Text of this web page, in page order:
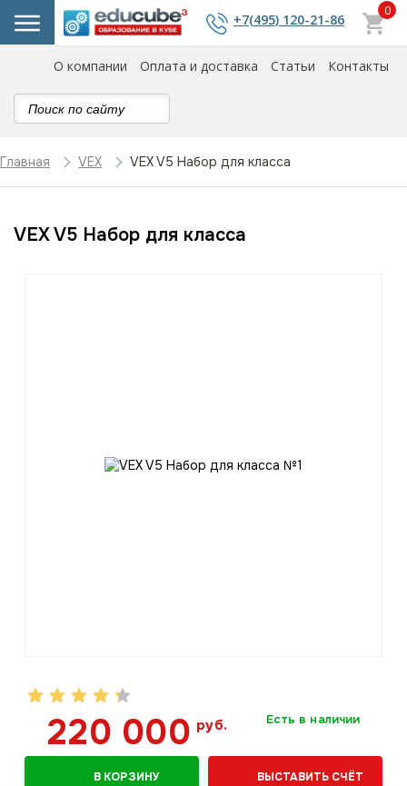
+7(495) 120-21-86
0
О компании Оплата и доставка Статьи Контакты
Главная VEX VEX V5 Набор для класса
VEX V5 Набор для класса
220 000руб. Есть в наличии
В КОРЗИНУ ВЫСТАВИТЬ СЧЁТ